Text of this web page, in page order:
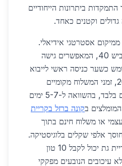
ביתרונות הייחודיים
וקטנים כאחד.
ממיקום אסטרטגי אידיאלי.
העיר קרובה לכביש 6 ולכביש 40, המאפשרים גישה
כשער כניסה ראשי לייבוא
טיטניום גולמי. בשנת 2026, זמני המשלוח מקומיים
עומדים על 2-3 ימי עסקים בלבד, בהשוואה ל-5-7 ימים
בקונה ברזל בקריית
או משלוח חינם בתוך
מה שחוסך אלפי שקלים בלוגיסטיקה.
לדוגמה, פרויקט בנייה בקריית גת יכול לקבל 10 טון
48 שעות, ללא עיכובים הנובעים מפקקי